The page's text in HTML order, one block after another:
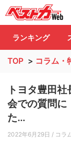
ランキング
TOP > コラム・
トヨタ豊田
会での質問に
た…
2022年6月29日 / コラ